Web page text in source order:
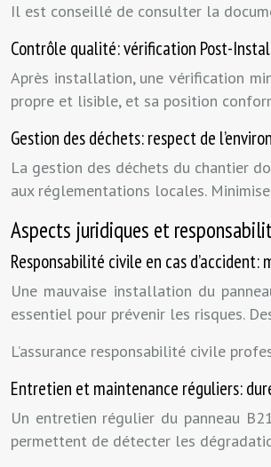
Il est conseillé de consulter la
Contrôle qualité: vérification Post-
Après installation, une vérification
propre et lisible, et sa position
Gestion des déchets: respect de
La gestion des déchets du chantier
aux réglementations locales.
Aspects juridiques et
Responsabilité civile en cas d’accident:
Une mauvaise installation du
essentiel pour prévenir les risques.
L’assurance responsabilité civile
Entretien et maintenance réguliers:
Un entretien régulier du panneau
permettent de détecter les